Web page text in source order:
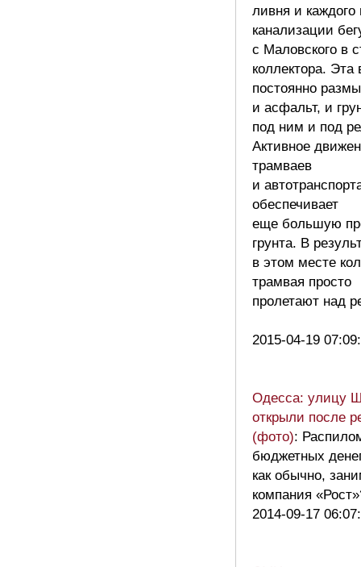
ливня и каждого
канализации
с Маловского в
коллектора. Эта
постоянно
и асфальт, и
под ним и под
Активное
трамваев
и
обеспечивает
еще большую
грунта. В
в этом месте
трамвая просто
пролетают над
2015-04-19
Одесса: улицу
открыли после
(фото):
бюджетных
как обычно,
компания
2014-09-17